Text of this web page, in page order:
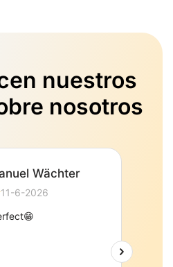
nuestros
nosotros